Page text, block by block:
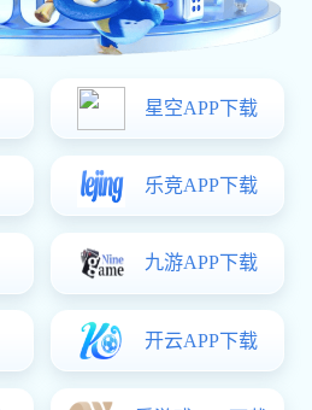
保障系统 ISEMS